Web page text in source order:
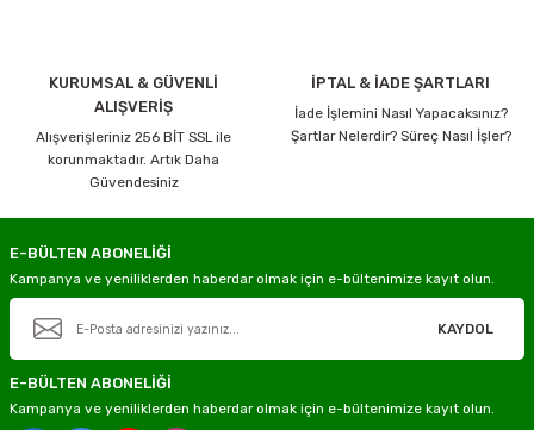
KURUMSAL & GÜVENLİ
ALIŞVERİŞ
Alışverişleriniz 256 BİT SSL ile
korunmaktadır. Artık Daha
Güvendesiniz
İPTAL & İADE ŞARTLARI
İade İşlemini Nasıl Yapacaksınız?
Şartlar Nelerdir? Süreç Nasıl İşler?
E-BÜLTEN ABONELİĞİ
Kampanya ve yeniliklerden haberdar olmak için e-bültenimize kayıt olun.
KAYDOL
E-BÜLTEN ABONELİĞİ
Kampanya ve yeniliklerden haberdar olmak için e-bültenimize kayıt olun.